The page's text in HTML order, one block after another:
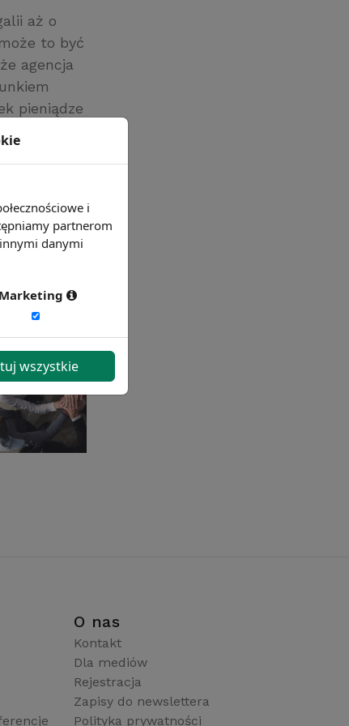
aż o
to być
agencja
pieniądze
O nas
Kontakt
Dla mediów
Rejestracja
Zapisy do newslettera
Polityka prywatności
i
partnerom
danymi
Marketing
wszystkie